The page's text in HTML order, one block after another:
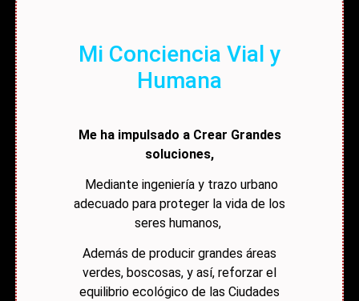
Mi Conciencia Vial y
Humana
Me ha impulsado a Crear Grandes
soluciones,
Mediante ingeniería y trazo urbano
adecuado para proteger la vida de los
seres humanos,
Además de producir grandes áreas
verdes, boscosas, y así, reforzar el
equilibrio ecológico de las Ciudades